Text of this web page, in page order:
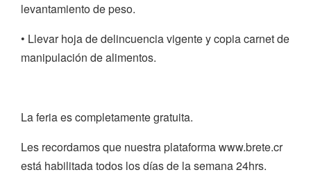
levantamiento de peso.
• Llevar hoja de delincuencia vigente y copia carnet de
manipulación de alimentos.
La feria es completamente gratuita.
Les recordamos que nuestra plataforma www.brete.cr
está habilitada todos los días de la semana 24hrs.